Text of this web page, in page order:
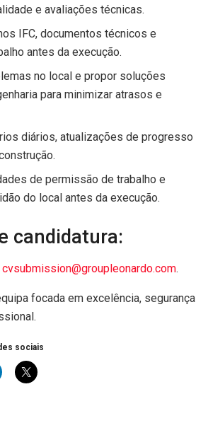
e avaliações técnicas.
IFC, documentos técnicos e
antes da execução.
no local e propor soluções
para minimizar atrasos e
diários, atualizações de progresso
de permissão de trabalho e
do local antes da execução.
candidatura:
cvsubmission@groupleonardo.com.
focada em excelência, segurança
sociais